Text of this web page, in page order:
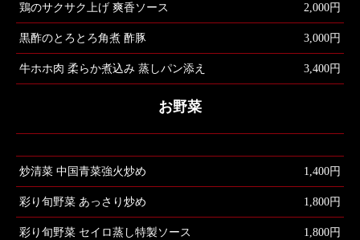
鶏のサクサク上げ 爽香ソース 2,000円
黒酢のとろとろ角煮 酢豚 3,000円
牛ホホ肉 柔らか煮込み 蒸しパン添え 3,400円
お野菜
炒清菜 中国青菜強火炒め 1,400円
彩り旬野菜 あっさり炒め 1,800円
彩り旬野菜 セイロ蒸し特製ソース 1,800円